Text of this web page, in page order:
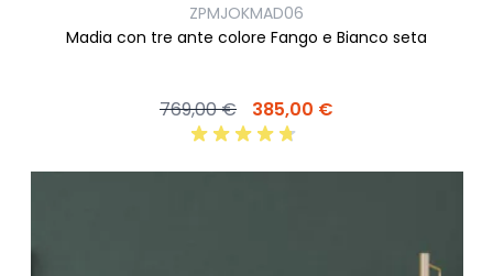
ZPMJOKMAD06
Madia con tre ante colore Fango e Bianco seta
769,00 € 385,00 €